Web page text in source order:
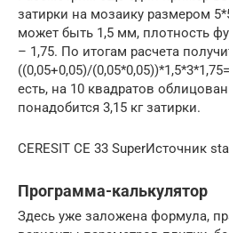
затирки на мозаику размером
может быть 1,5 мм, плотность
– 1,75. По итогам расчета
((0,05+0,05)/
есть, на 10 квадратов
понадобится 3,15 кг затирки.
CERESIT CE 33 SuperИсточник
Программа-калькулятор
Здесь уже заложена формула,